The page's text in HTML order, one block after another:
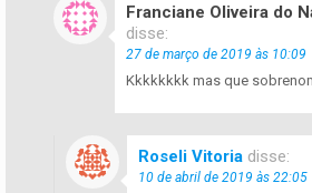
Franciane Oliveira do
disse:
27 de março de 2019 às 10:09
Kkkkkkkk mas que
Roseli Vitoria disse:
10 de abril de 2019 às 22:05